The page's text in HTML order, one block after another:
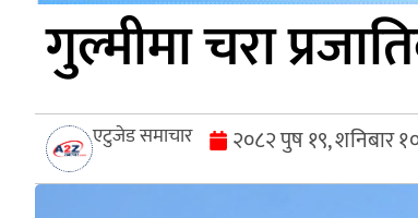
गुल्मीमा चरा
एटुजेड समाचार २०८२ पुष १९, शनिबार